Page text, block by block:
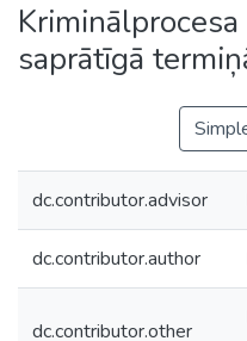
saprātīgā
dc.contributor.advisor
dc.contributor.author
dc.contributor.other